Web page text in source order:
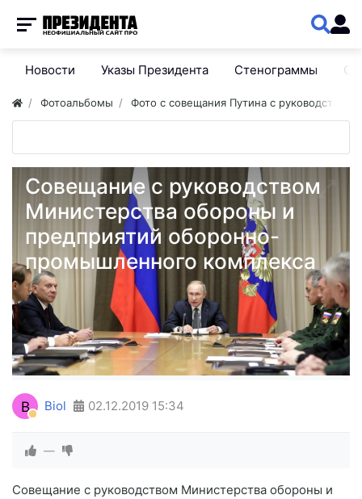
Новости Указы Президента Стенограммы
Фотоальбомы Фото с совещания Путина с
Совещание с руководством
Министерства обороны и
предприятий оборонно-
промышленного комплекса
B Biol 02.12.2019 15:34
—
Совещание с руководством Министерства обороны и